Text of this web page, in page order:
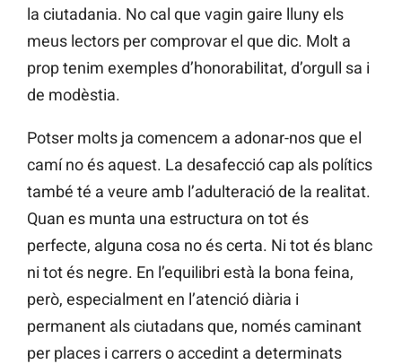
la ciutadania. No cal que vagin gaire lluny els
meus lectors per comprovar el que dic. Molt a
prop tenim exemples d’honorabilitat, d’orgull sa i
de modèstia.
Potser molts ja comencem a adonar-nos que el
camí no és aquest. La desafecció cap als polítics
també té a veure amb l’adulteració de la realitat.
Quan es munta una estructura on tot és
perfecte, alguna cosa no és certa. Ni tot és blanc
ni tot és negre. En l’equilibri està la bona feina,
però, especialment en l’atenció diària i
permanent als ciutadans que, només caminant
per places i carrers o accedint a determinats